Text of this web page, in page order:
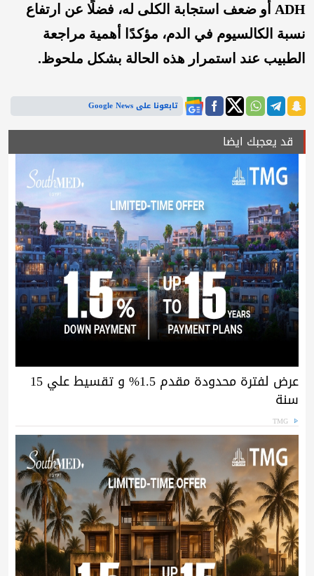
ADH أو ضعف استجابة الكلى له، فضلًا عن ارتفاع
نسبة الكالسيوم في الدم، مؤكدًا أهمية مراجعة
الطبيب عند استمرار هذه الحالة بشكل ملحوظ.
تابعونا على Google News
قد يعجبك ايضا
عرض لفترة محدودة مقدم 1.5% و تقسيط علي 15
سنة
TMG